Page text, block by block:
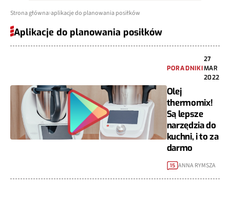
Strona główna aplikacje do planowania posiłków
Aplikacje do planowania posiłków
PORADNIKI
27
MAR
2022
Olej
thermomix!
Są lepsze
narzędzia do
kuchni, i to za
darmo
15 ANNA RYMSZA